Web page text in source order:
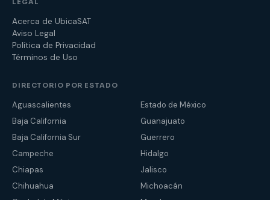
Acerca de UbicaSAT
Aviso Legal
Política de Privacidad
Términos de Uso
DIRECTORIO POR ESTADO
Aguascalientes
Baja California
Baja California Sur
Campeche
Chiapas
Chihuahua
Estado de México
Guanajuato
Guerrero
Hidalgo
Jalisco
Michoacán